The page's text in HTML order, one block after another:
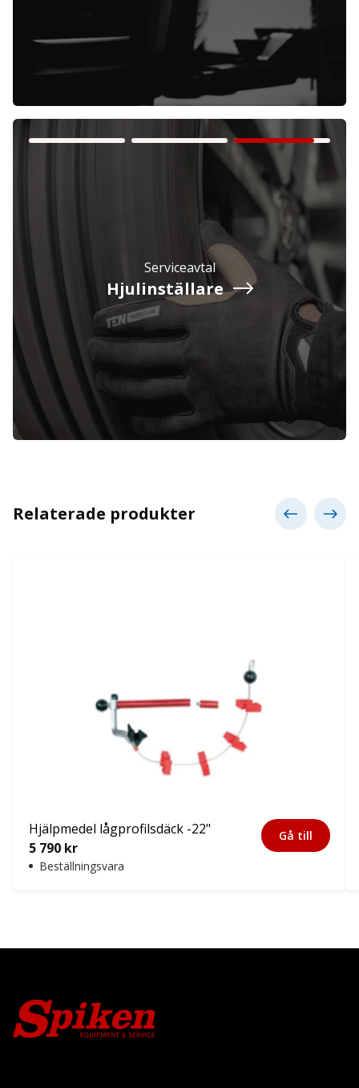
Exkl. moms
Inkl. moms
Serviceavtal
Hjulinställare
Relaterade produkter
Hjälpmedel lågprofilsdäck -22"
5 790 kr
Beställningsvara
Gå till